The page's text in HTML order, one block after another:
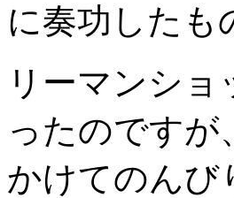
に奏功したも
リーマンシ
ったのですが
かけてのんび